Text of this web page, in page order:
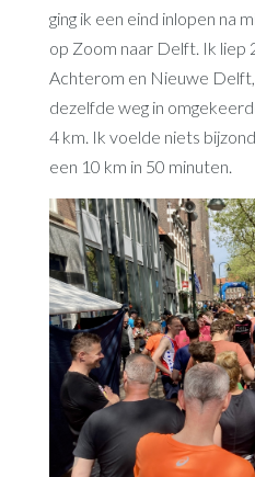
ging ik een eind inlopen na
op Zoom naar Delft. Ik liep
Achterom en Nieuwe
dezelfde weg in
4 km. Ik voelde niets
een 10 km in 50 minuten.